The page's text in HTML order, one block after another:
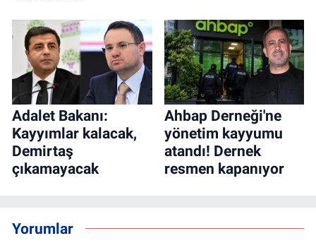
Adalet Bakanı:
Kayyımlar kalacak,
Demirtaş
çıkamayacak
Ahbap Derneği'ne
yönetim kayyumu
atandı! Dernek
resmen kapanıyor
Yorumlar